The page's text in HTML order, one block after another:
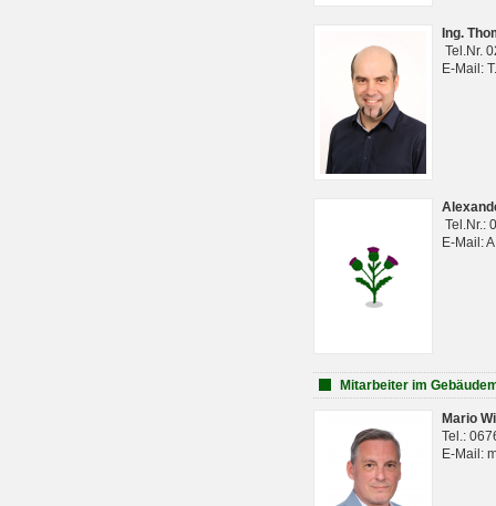
Ing.
Tel.Nr.
E-Mail:
Tel.Nr.:
E-Mail:
Mitarbeiter im
Mario
Tel.:
E-Mail: